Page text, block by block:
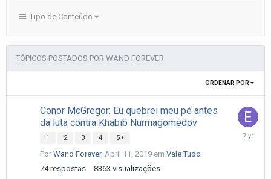
Tipo de Conteúdo
TÓPICOS POSTADOS POR WAND FOREVER
ORDENAR POR
Conor McGregor: Eu quebrei meu pé antes
da luta contra Khabib Nurmagomedov
1 2 3 4 5
Por Wand Forever, April 11, 2019 em Vale Tudo
74 respostas 8363 visualizações
April